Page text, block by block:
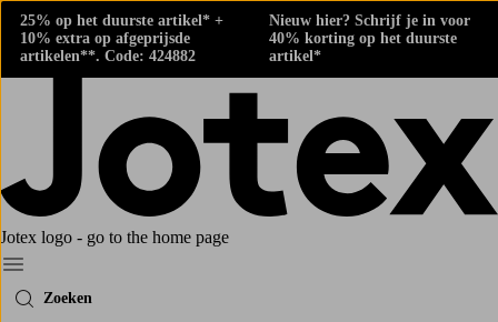
25% op het duurste artikel* +
10% extra op afgeprijsde
artikelen**. Code: 424882
Nieuw hier? Schrijf je in voor
40% korting op het duurste
artikel*
Jotex logo - go to the home page
Menu
Zoeken